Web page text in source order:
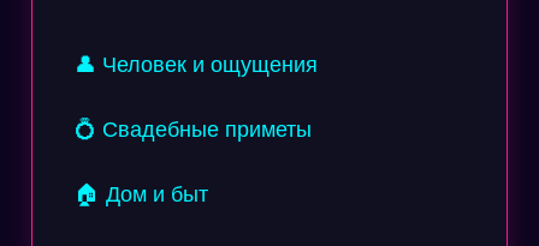
👤 Человек и ощущения
💍 Свадебные приметы
🏠 Дом и быт